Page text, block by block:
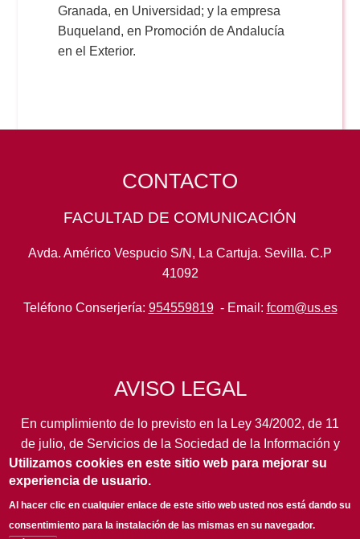
Granada, en Universidad; y la empresa
Buqueland, en Promoción de Andalucía
en el Exterior.
CONTACTO
FACULTAD DE COMUNICACIÓN
Avda. Américo Vespucio S/N, La Cartuja. Sevilla. C.P
41092
Teléfono Conserjería: 954559819- Email: fcom@us.es
AVISO LEGAL
En cumplimiento de lo previsto en la Ley 34/2002, de 11
de julio, de Servicios de la Sociedad de la Información y
de Comercio Electrónico, así como en otras normas de
legal aplicación, se pone en conocimiento de los
usuarios de este portal de laUniversidad de Sevillalos
siguientes datos de información general...leer más
Utilizamos cookies en este sitio web para mejorar su
experiencia de usuario.
Al hacer clic en cualquier enlace de este sitio web usted nos está dando su
consentimiento para la instalación de las mismas en su navegador.